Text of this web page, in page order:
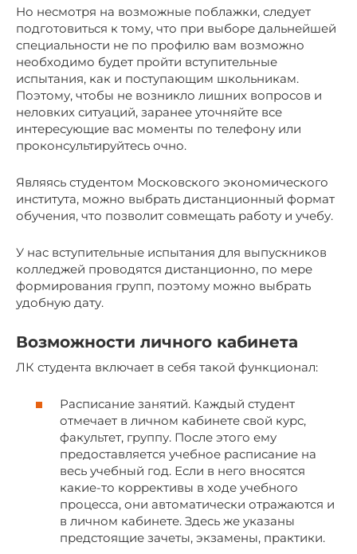
Но несмотря на возможные поблажки, следует
подготовиться к тому, что при выборе дальнейшей
специальности не по профилю вам возможно
необходимо будет пройти вступительные
испытания, как и поступающим школьникам.
Поэтому, чтобы не возникло лишних вопросов и
неловких ситуаций, заранее уточняйте все
интересующие вас моменты по телефону или
проконсультируйтесь очно.
Являясь студентом Московского экономического
института, можно выбрать дистанционный формат
обучения, что позволит совмещать работу и учебу.
У нас вступительные испытания для выпускников
колледжей проводятся дистанционно, по мере
формирования групп, поэтому можно выбрать
удобную дату.
Возможности личного кабинета
ЛК студента включает в себя такой функционал:
Расписание занятий. Каждый студент
отмечает в личном кабинете свой курс,
факультет, группу. После этого ему
предоставляется учебное расписание на
весь учебный год. Если в него вносятся
какие-то коррективы в ходе учебного
процесса, они автоматически отражаются и
в личном кабинете. Здесь же указаны
предстоящие зачеты, экзамены, практики.